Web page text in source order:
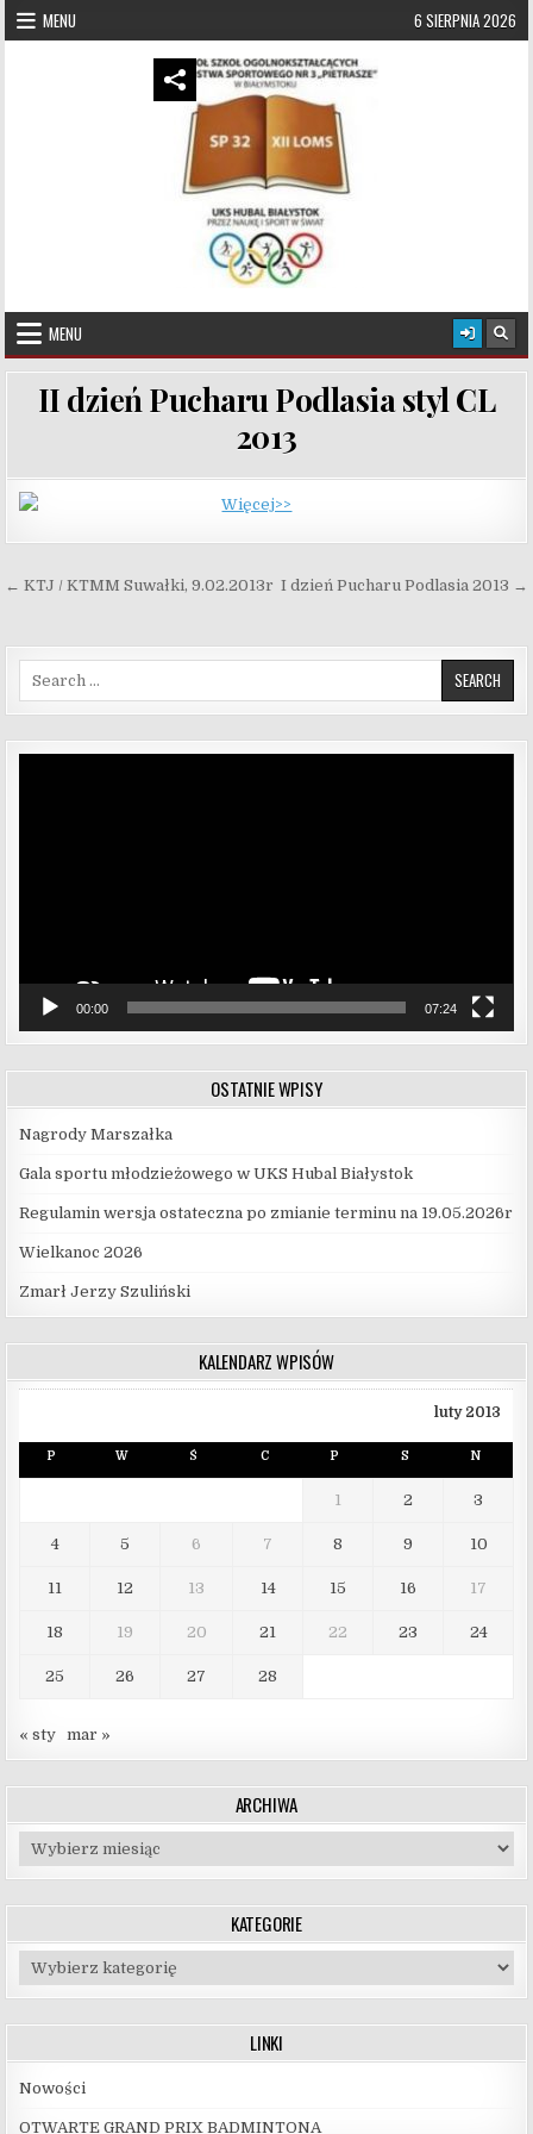
Skip to content
MENU 6 SIERPNIA 2026
UKS Hubal Białystok
MENU
II dzień Pucharu Podlasia styl CL
2013
Więcej>>
Nawigacja wpisu I dzień Pucharu Podlasia 2013 →
← KTJ / KTMM Suwałki, 9.02.2013r
Search for:
00:00 07:24
OSTATNIE WPISY
Nagrody Marszałka
Gala sportu młodzieżowego w UKS Hubal Białystok
Regulamin wersja ostateczna po zmianie terminu na 19.05.2026r
Wielkanoc 2026
Zmarł Jerzy Szuliński
KALENDARZ WPISÓW
luty 2013
P W Ś C P S N
1 2 3
4 5 6 7 8 9 10
11 12 13 14 15 16 17
18 19 20 21 22 23 24
25 26 27 28
« sty mar »
ARCHIWA
Archiwa
KATEGORIE
Kategorie
LINKI
Nowości
OTWARTE GRAND PRIX BADMINTONA